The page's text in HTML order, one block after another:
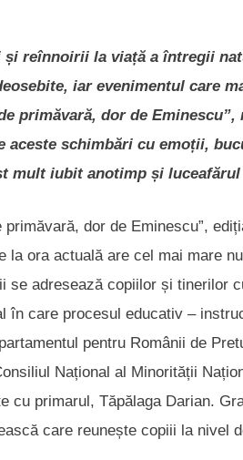
reînnoirii la viață a întregii
iar evenimentul care
primăvară, dor de
aceste schimbări cu emoții,
mult iubit anotimp și
dor de Eminescu”,
la ora actuală are cel mai mare
se adresează copiilor și tinerilor
în care procesul educativ –
pentru Românii de
Național al Minorității
cu primarul, Tăpălaga Darian.
care reunește copiii la nivel